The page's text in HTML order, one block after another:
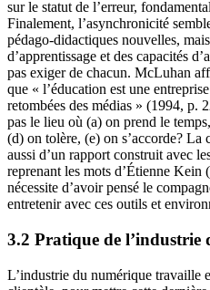
sur le statut de l’erreur,
Finalement, l’asynchronicité
pédago-didactiques nouvelles,
d’apprentissage et des capacités
pas exiger de chacun. McLuhan
que « l’éducation est une
retombées des médias » (1994, p.
pas le lieu où (a) on prend le
(d) on tolère, (e) on s’accorde? La
aussi d’un rapport construit avec
reprenant les mots d’Étienne
nécessite d’avoir pensé le
entretenir avec ces outils et
3.2 Pratique de l’industrie
L’industrie du numérique travaille